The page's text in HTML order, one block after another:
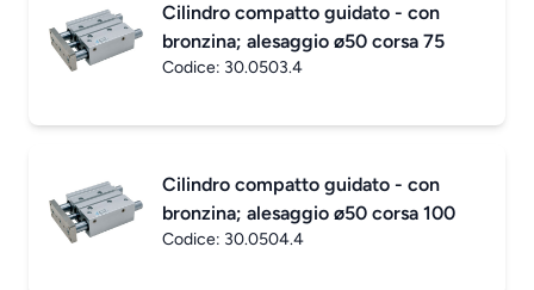
Cilindro compatto guidato - con
bronzina; alesaggio ø50 corsa 75
Codice: 30.0503.4
Cilindro compatto guidato - con
bronzina; alesaggio ø50 corsa 100
Codice: 30.0504.4